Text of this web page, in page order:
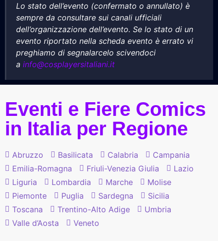
Lo stato dell’evento (confermato o annullato) è
sempre da consultare sui canali ufficiali
dell’organizzazione dell’evento. Se lo stato di un
evento riportato nella scheda evento è errato vi
preghiamo di segnalarcelo scivendoci
a info@cosplayersitaliani.it
Eventi e Fiere Comics
in Italia per Regione
Abruzzo Basilicata Calabria
Campania
Emilia-Romagna
Friuli-Venezia Giulia
Lazio
Liguria
Lombardia Marche
Molise
Piemonte
Puglia Sardegna
Sicilia
Toscana
Trentino-Alto Adige
Umbria
Valle d’Aosta
Veneto